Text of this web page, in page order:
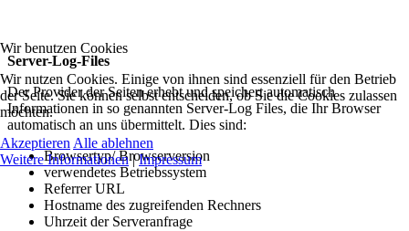
Server-Log-Files
Der Provider der Seiten erhebt und speichert automatisch
Informationen in so genannten Server-Log Files, die Ihr Browser
automatisch an uns übermittelt. Dies sind:
Browsertyp/ Browserversion
verwendetes Betriebssystem
Referrer URL
Hostname des zugreifenden Rechners
Uhrzeit der Serveranfrage
Wir benutzen Cookies
Wir nutzen Cookies. Einige von ihnen sind essenziell für den Betrieb
der Seite. Sie können selbst entscheiden, ob Sie die Cookies zulassen
möchten.
Akzeptieren Alle ablehnen
Weitere Informationen|Impressum